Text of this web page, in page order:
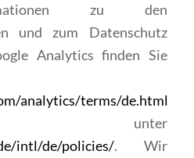
zu den
und zum Datenschutz
Analytics finden Sie
analytics/terms/de.html
unter
intl/de/policies/. Wir